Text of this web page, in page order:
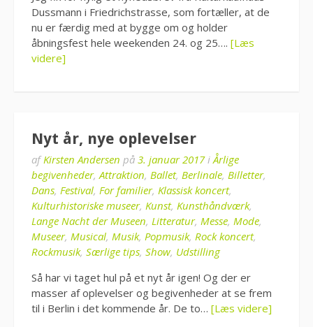
Dussmann i Friedrichstrasse, som fortæller, at de
nu er færdig med at bygge om og holder
åbningsfest hele weekenden 24. og 25…. [Læs
videre]
Nyt år, nye oplevelser
afKirsten Andersen på 3. januar 2017iÅrlige
begivenheder,Attraktion, Ballet, Berlinale, Billetter,
Dans, Festival, For familier, Klassisk koncert,
Kulturhistoriske museer, Kunst, Kunsthåndværk,
Lange Nacht der Museen, Litteratur, Messe, Mode,
Museer, Musical, Musik, Popmusik, Rock koncert,
Rockmusik, Særlige tips, Show, Udstilling
Så har vi taget hul på et nyt år igen! Og der er
masser af oplevelser og begivenheder at se frem
til i Berlin i det kommende år. De to… [Læs videre]